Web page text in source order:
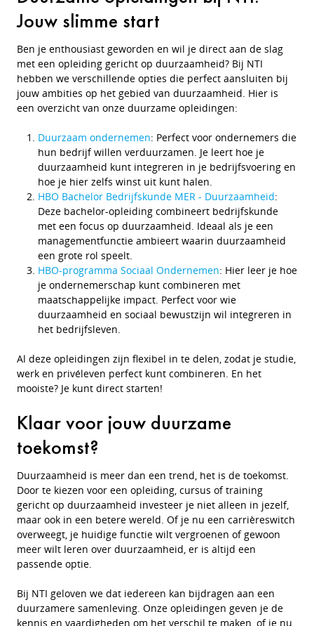
Jouw slimme start
Ben je enthousiast geworden en wil je direct aan de slag
met een opleiding gericht op duurzaamheid? Bij NTI
hebben we verschillende opties die perfect aansluiten bij
jouw ambities op het gebied van duurzaamheid. Hier is
een overzicht van onze duurzame opleidingen:
Duurzaam ondernemen: Perfect voor ondernemers die
hun bedrijf willen verduurzamen. Je leert hoe je
duurzaamheid kunt integreren in je bedrijfsvoering en
hoe je hier zelfs winst uit kunt halen.
HBO Bachelor Bedrijfskunde MER - Duurzaamheid:
Deze bachelor-opleiding combineert bedrijfskunde
met een focus op duurzaamheid. Ideaal als je een
managementfunctie ambieert waarin duurzaamheid
een grote rol speelt.
HBO-programma Sociaal Ondernemen: Hier leer je hoe
je ondernemerschap kunt combineren met
maatschappelijke impact. Perfect voor wie
duurzaamheid en sociaal bewustzijn wil integreren in
het bedrijfsleven.
Al deze opleidingen zijn flexibel in te delen, zodat je studie,
werk en privéleven perfect kunt combineren. En het
mooiste? Je kunt direct starten!
Klaar voor jouw duurzame
toekomst?
Duurzaamheid is meer dan een trend, het is de toekomst.
Door te kiezen voor een opleiding, cursus of training
gericht op duurzaamheid investeer je niet alleen in jezelf,
maar ook in een betere wereld. Of je nu een carrièreswitch
overweegt, je huidige functie wilt vergroenen of gewoon
meer wilt leren over duurzaamheid, er is altijd een
passende optie.
Bij NTI geloven we dat iedereen kan bijdragen aan een
duurzamere samenleving. Onze opleidingen geven je de
kennis en vaardigheden om het verschil te maken, of je nu